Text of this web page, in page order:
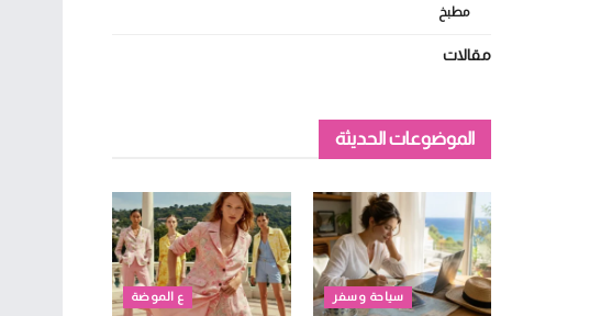
مطبخ
مقالات
الموضوعات الحديثة
سياحة وسفر ع الموضة